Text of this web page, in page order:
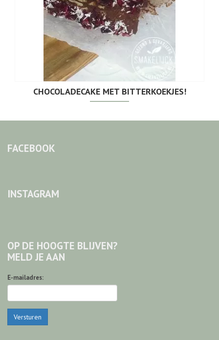
CHOCOLADECAKE MET BITTERKOEKJES!
FACEBOOK
INSTAGRAM
OP DE HOOGTE BLIJVEN?
MELD JE AAN
E-mailadres:
Versturen